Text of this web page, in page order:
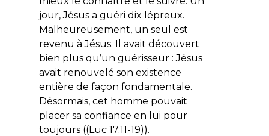
jour, Jésus a guéri dix lépreux.
Malheureusement, un seul est
revenu à Jésus. Il avait découvert
bien plus qu’un guérisseur : Jésus
avait renouvelé son existence
entière de façon fondamentale.
Désormais, cet homme pouvait
placer sa confiance en lui pour
toujours ((Luc 17.11-19)).